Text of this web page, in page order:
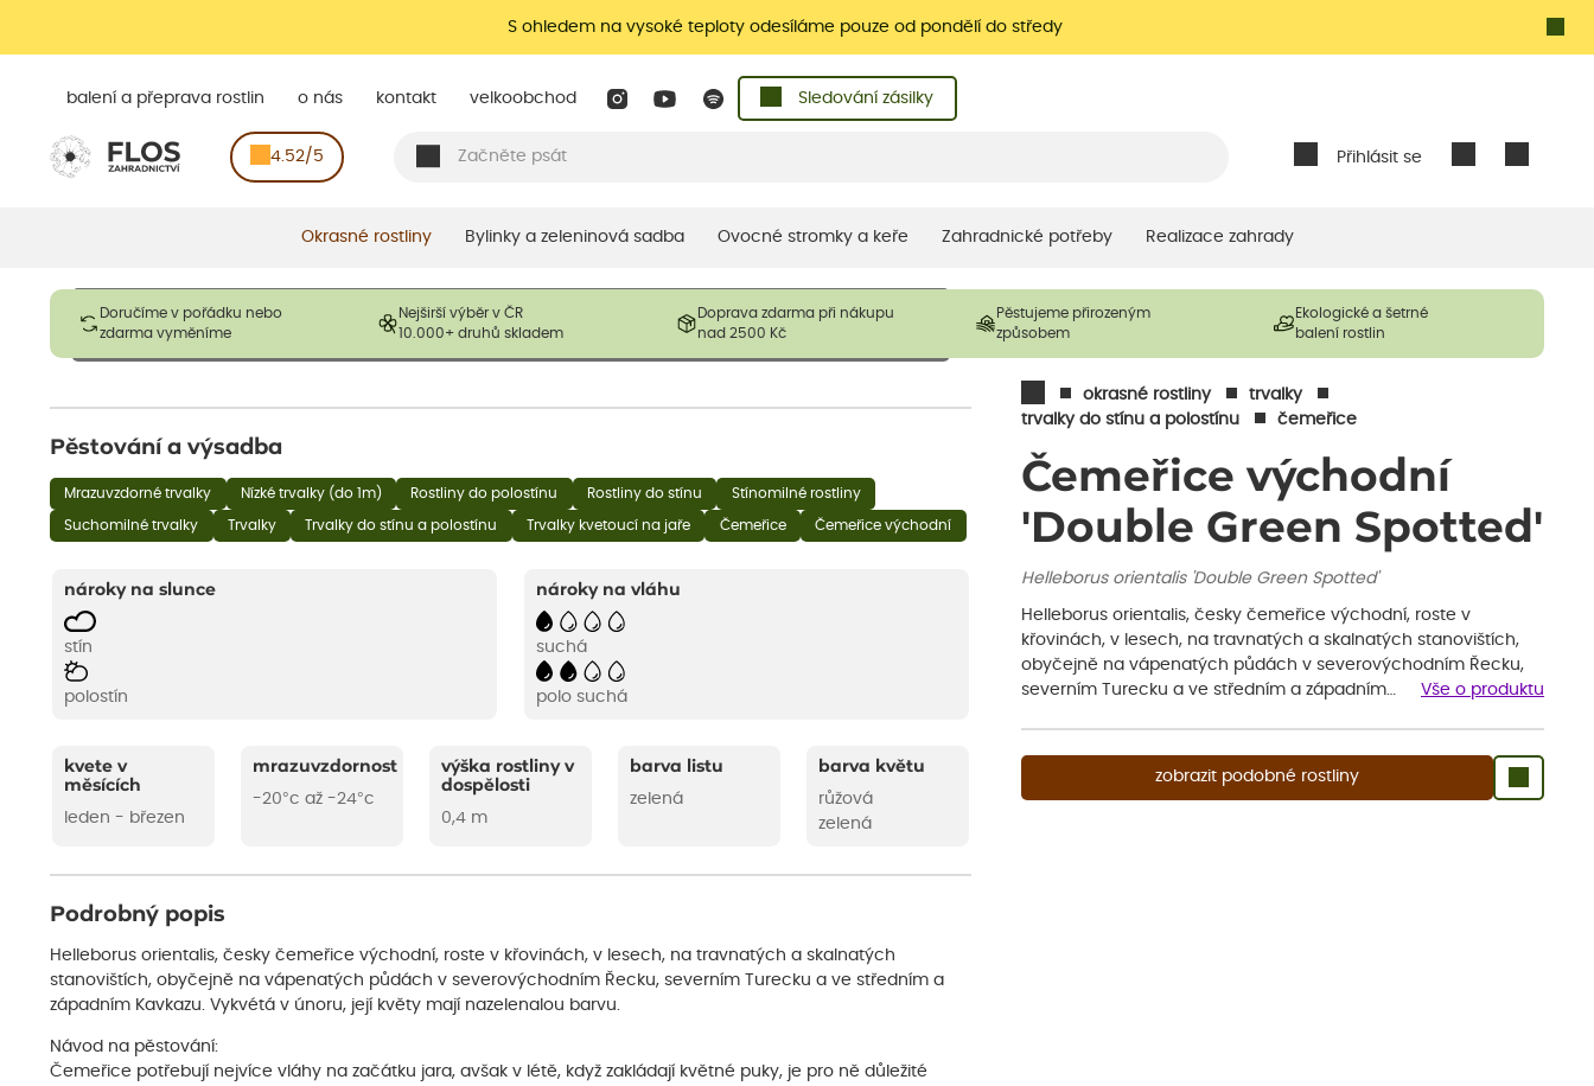
S ohledem na vysoké teploty odesíláme pouze od pondělí do středy
Přihlásit se
balení a přeprava rostlin o nás kontakt velkoobchod Sledování zásilky
4.52/5
Okrasné rostliny Bylinky a zeleninová sadba Ovocné stromky a keře Zahradnické potřeby Realizace zahrady
Doručíme v pořádku nebo
zdarma vyměníme
Nejširší výběr v ČR
10.000+ druhů skladem
Doprava zdarma při nákupu
nad 2500 Kč
Pěstujeme přirozeným
způsobem
Ekologické a šetrné
balení rostlin
okrasné rostliny
trvalky
trvalky do stínu a polostínu
čemeřice
Čemeřice východní
'Double Green Spotted'
Helleborus orientalis 'Double Green Spotted'
Helleborus orientalis, česky čemeřice východní, roste v
křovinách, v lesech, na travnatých a skalnatých stanovištích,
obyčejně na vápenatých půdách v severovýchodním Řecku,
severním Turecku a ve středním a západním…
Vše o produktu
zobrazit podobné rostliny
Obrázky slouží pouze pro ilustrační účely a mají reprezentovat prodávané produkty. V závislosti na sezónnosti mohou být
opadavé rostliny dodávány v dormantním stavu a bez listů. Rostliny mohou být také sestřiženy níže, než je uvedená
Pěstování a výsadba
Mrazuvzdorné trvalky Nízké trvalky (do 1m) Rostliny do polostínu Rostliny do stínu Stínomilné rostliny
Suchomilné trvalky Trvalky Trvalky do stínu a polostínu Trvalky kvetoucí na jaře Čemeřice Čemeřice východní
nároky na slunce
stín
polostín
nároky na vláhu
suchá
polo suchá
kvete v
měsících
leden - březen
mrazuvzdornost
-20°c až -24°c
výška rostliny v
dospělosti
0,4 m
barva listu
zelená
barva květu
růžová
zelená
Podrobný popis
Helleborus orientalis, česky čemeřice východní, roste v křovinách, v lesech, na travnatých a skalnatých
stanovištích, obyčejně na vápenatých půdách v severovýchodním Řecku, severním Turecku a ve středním a
západním Kavkazu. Vykvétá v únoru, její květy mají nazelenalou barvu.
Návod na pěstování:
Čemeřice potřebují nejvíce vláhy na začátku jara, avšak v létě, když zakládají květné puky, je pro ně důležité